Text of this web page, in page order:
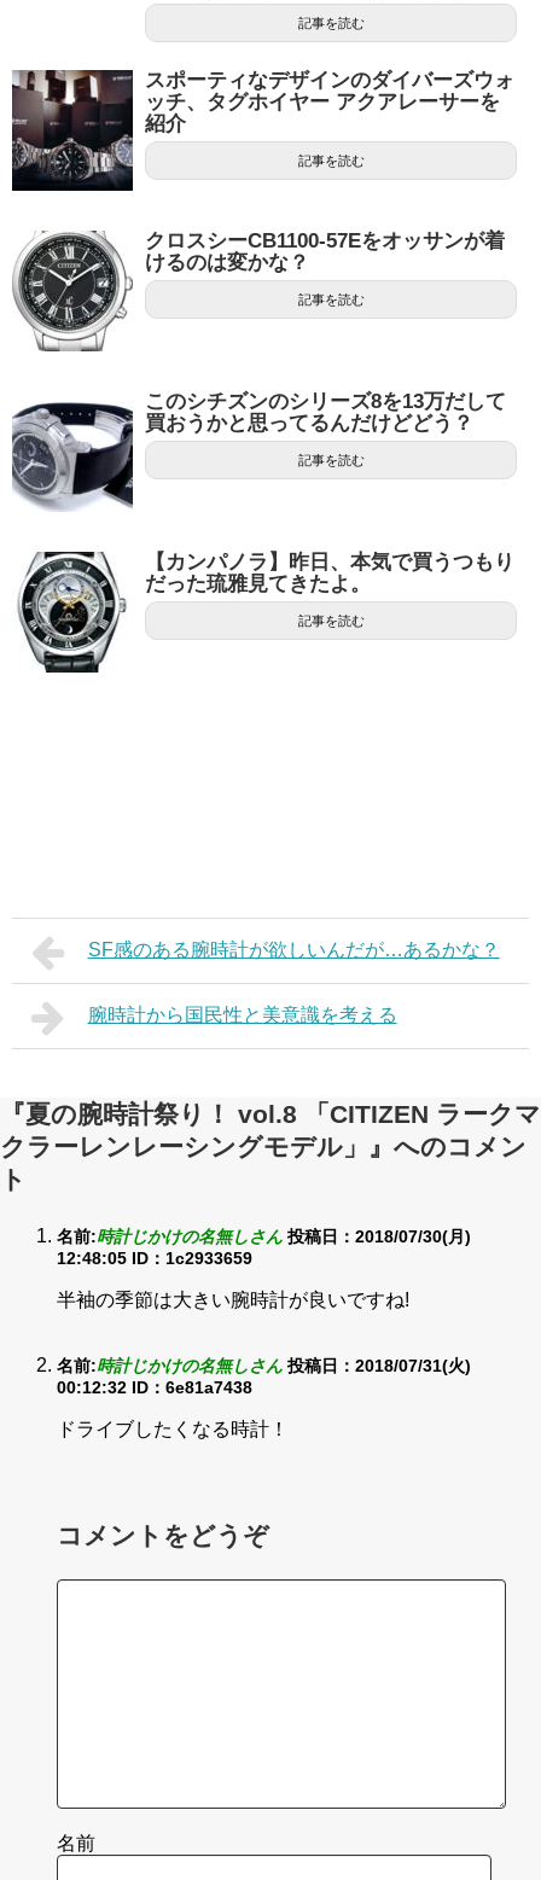
記事を読む
スポーティなデザインのダイバーズウォ
ッチ、タグホイヤー アクアレーサーを
紹介
記事を読む
クロスシーCB1100-57Eをオッサンが着
けるのは変かな？
記事を読む
このシチズンのシリーズ8を13万だして
買おうかと思ってるんだけどどう？
記事を読む
【カンパノラ】昨日、本気で買うつもり
だった琉雅見てきたよ。
記事を読む
SF感のある腕時計が欲しいんだが…あるかな？
腕時計から国民性と美意識を考える
『夏の腕時計祭り！ vol.8 「CITIZEN ラークマ
クラーレンレーシングモデル」』へのコメン
ト
名前:時計じかけの名無しさん 投稿日：2018/07/30(月)
12:48:05 ID：1c2933659
半袖の季節は大きい腕時計が良いですね!
名前:時計じかけの名無しさん 投稿日：2018/07/31(火)
00:12:32 ID：6e81a7438
ドライブしたくなる時計！
コメントをどうぞ
名前